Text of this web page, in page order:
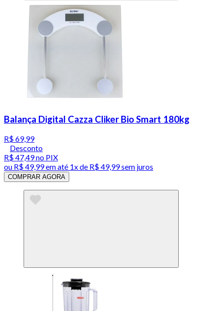
Balança Digital Cazza Cliker Bio Smart 180kg
R$ 69,99
Desconto
R$ 47,49no PIX
ou R$ 49,99em até 1x de R$ 49,99sem juros
COMPRAR AGORA